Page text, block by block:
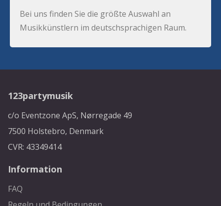
Bei uns finden Sie die größte Auswahl an
Musikkünstlern im deutschsprachigen Raum.
123partymusik
c/o Eventzone ApS, Nørregade 49
7500 Holstebro, Denmark
CVR: 43349414
Information
FAQ